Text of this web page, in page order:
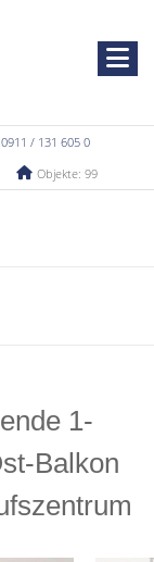
/ 131 605 0
Objekte: 99
1-
Balkon